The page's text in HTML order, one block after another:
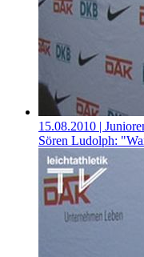
15.08.2010 |
Sören Ludolph: